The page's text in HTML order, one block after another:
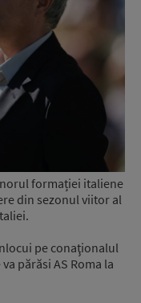
formației italiene
din sezonul viitor al
pe conaţionalul
va părăsi AS Roma la